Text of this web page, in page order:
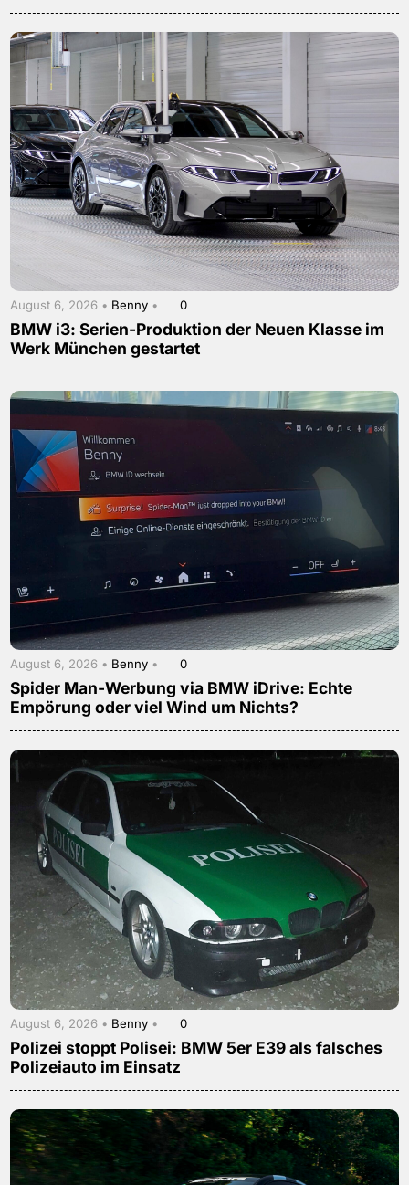
August 6, 2026 • Benny • 0
BMW i3: Serien-Produktion der Neuen Klasse im
Werk München gestartet
August 6, 2026 • Benny • 0
Spider Man-Werbung via BMW iDrive: Echte
Empörung oder viel Wind um Nichts?
August 6, 2026 • Benny • 0
Polizei stoppt Polisei: BMW 5er E39 als falsches
Polizeiauto im Einsatz